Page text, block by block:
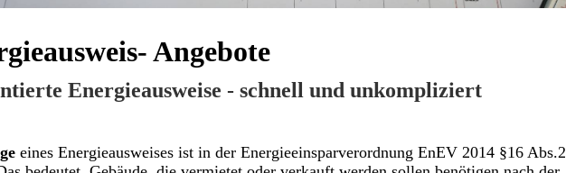
Angebote
Energieausweise - schnell und unkompliziert
eines Energieausweises ist in der Energieeinsparverordnung EnEV 2014 §16 Abs.2